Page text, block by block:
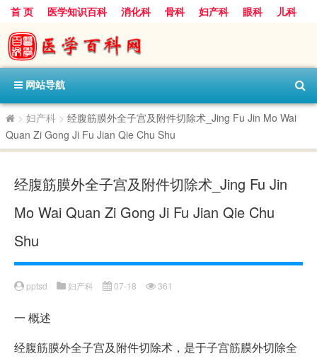
首 页 医学知识百科 消化科 骨科 妇产科 眼科
儿科
心血管病科
呼吸科 神经科
内分泌科
口腔科
网站导航
> 妇产科 > 经腹筋膜外全子宫及附件切除术_Jing Fu Jin Mo Wai
Quan Zi Gong Ji Fu Jian Qie Chu Shu
经腹筋膜外全子宫及附件切除术_Jing Fu Jin
Mo Wai Quan Zi Gong Ji Fu Jian Qie Chu
Shu
pptsd 妇产科 07-18 361
一 概述
经腹筋膜外全子宫及附件切除术，是于子宫筋膜外切除全